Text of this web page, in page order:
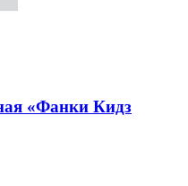
«Фанки Кидз